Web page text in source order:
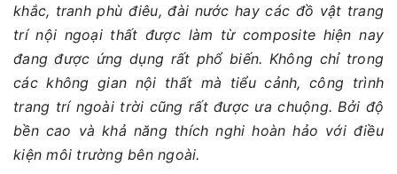
khắc, tranh phù điêu, đài nước hay các đồ vật trang
trí nội ngoại thất được làm từ composite hiện nay
đang được ứng dụng rất phổ biến. Không chỉ trong
các không gian nội thất mà tiểu cảnh, công trình
trang trí ngoài trời cũng rất được ưa chuộng. Bởi độ
bền cao và khả năng thích nghi hoàn hảo với điều
kiện môi trường bên ngoài.